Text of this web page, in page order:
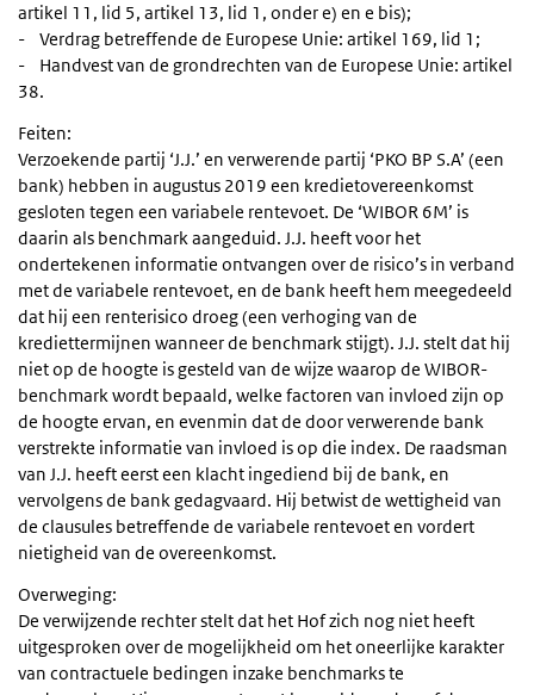
artikel 11, lid 5, artikel 13, lid 1, onder e) en e bis);
- Verdrag betreffende de Europese Unie: artikel 169, lid 1;
- Handvest van de grondrechten van de Europese Unie: artikel
38.
Feiten:
Verzoekende partij ‘J.J.’ en verwerende partij ‘PKO BP S.A’ (een
bank) hebben in augustus 2019 een kredietovereenkomst
gesloten tegen een variabele rentevoet. De ‘WIBOR 6M’ is
daarin als benchmark aangeduid. J.J. heeft voor het
ondertekenen informatie ontvangen over de risico’s in verband
met de variabele rentevoet, en de bank heeft hem meegedeeld
dat hij een renterisico droeg (een verhoging van de
krediettermijnen wanneer de benchmark stijgt). J.J. stelt dat hij
niet op de hoogte is gesteld van de wijze waarop de WIBOR-
benchmark wordt bepaald, welke factoren van invloed zijn op
de hoogte ervan, en evenmin dat de door verwerende bank
verstrekte informatie van invloed is op die index. De raadsman
van J.J. heeft eerst een klacht ingediend bij de bank, en
vervolgens de bank gedagvaard. Hij betwist de wettigheid van
de clausules betreffende de variabele rentevoet en vordert
nietigheid van de overeenkomst.
Overweging:
De verwijzende rechter stelt dat het Hof zich nog niet heeft
uitgesproken over de mogelijkheid om het oneerlijke karakter
van contractuele bedingen inzake benchmarks te